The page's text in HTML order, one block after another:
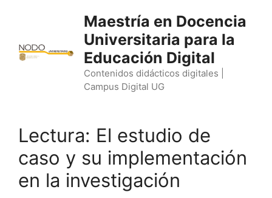
Maestría en Docencia
Universitaria para la
Educación Digital
Contenidos didácticos digitales |
Campus Digital UG
Lectura: El estudio de
caso y su implementación
en la investigación